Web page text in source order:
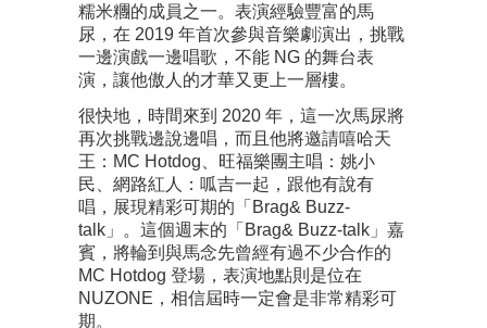
糯米糰的成員之一。表演經驗豐富的馬
尿，在 2019 年首次參與音樂劇演出，挑戰
一邊演戲一邊唱歌，不能 NG 的舞台表
演，讓他傲人的才華又更上一層樓。
很快地，時間來到 2020 年，這一次馬尿將
再次挑戰邊說邊唱，而且他將邀請嘻哈天
王：MC Hotdog、旺福樂團主唱：姚小
民、網路紅人：呱吉一起，跟他有說有
唱，展現精彩可期的「Brag& Buzz-
talk」。這個週末的「Brag& Buzz-talk」嘉
賓，將輪到與馬念先曾經有過不少合作的
MC Hotdog 登場，表演地點則是位在
NUZONE，相信屆時一定會是非常精彩可
期。